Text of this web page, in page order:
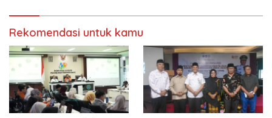
Rekomendasi untuk kamu